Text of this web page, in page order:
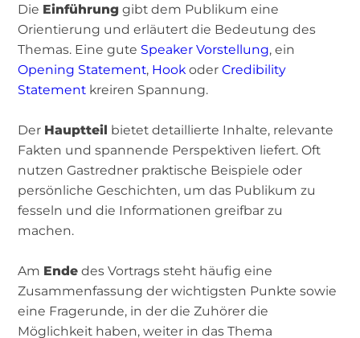
Die Einführung gibt dem Publikum eine
Orientierung und erläutert die Bedeutung des
Themas. Eine guteSpeaker Vorstellung, ein
Opening Statement, Hook oderCredibility
Statement kreiren Spannung.
Der Hauptteil bietet detaillierte Inhalte, relevante
Fakten und spannende Perspektiven liefert. Oft
nutzen Gastredner praktische Beispiele oder
persönliche Geschichten, um das Publikum zu
fesseln und die Informationen greifbar zu
machen.
Am Ende des Vortrags steht häufig eine
Zusammenfassung der wichtigsten Punkte sowie
eine Fragerunde, in der die Zuhörer die
Möglichkeit haben, weiter in das Thema